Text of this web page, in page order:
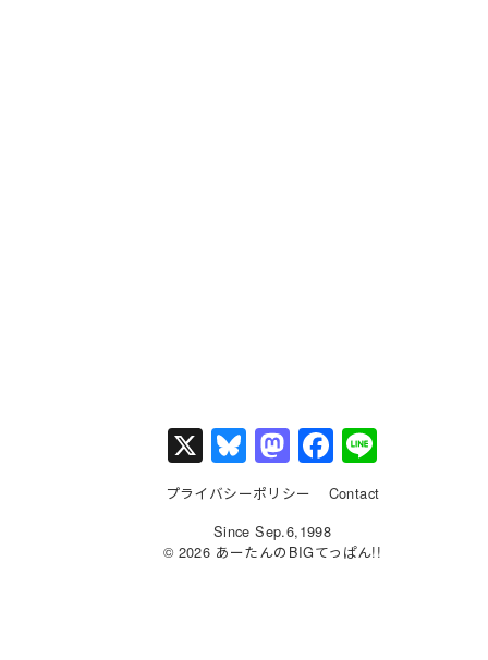
X Bl
u
e
s
M
a
st
o
F
a
c
e
プライバシーポリシー
Contact
Since Sep.6,1998
© 2026 あーたんのBIGてっぱん!!